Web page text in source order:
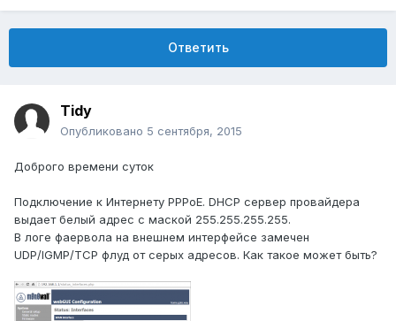
Ответить
Tidy
Опубликовано 5 сентября, 2015
Доброго времени суток
Подключение к Интернету PPPoE. DHCP сервер провайдера
выдает белый адрес с маской 255.255.255.255.
В логе фаервола на внешнем интерфейсе замечен
UDP/IGMP/TCP флуд от серых адресов. Как такое может быть?